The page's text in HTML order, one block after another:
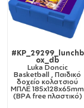
#KP_29299_lunchb
ox_db
Luka Doncic
Basketball , Παιδικό
δοχείο κολατσιού
ΜΠΛΕ 185x128x65mm
(BPA free πλαστικό)